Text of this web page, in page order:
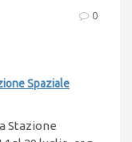
0
Spaziale
Stazione